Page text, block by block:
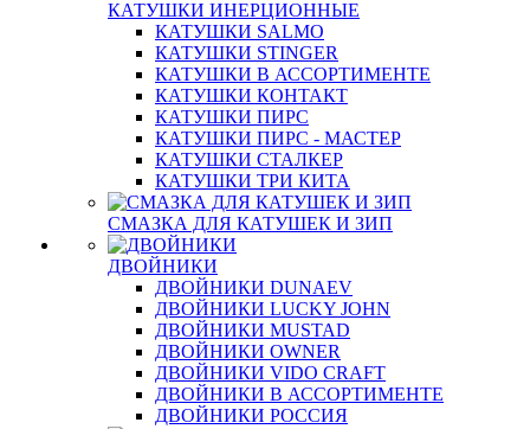
КАТУШКИ ИНЕРЦИОННЫЕ
КАТУШКИ SALMO
КАТУШКИ STINGER
КАТУШКИ В АССОРТИМЕНТЕ
КАТУШКИ КОНТАКТ
КАТУШКИ ПИРС
КАТУШКИ ПИРС - МАСТЕР
КАТУШКИ СТАЛКЕР
КАТУШКИ ТРИ КИТА
СМАЗКА ДЛЯ КАТУШЕК И ЗИП
ДВОЙНИКИ
ДВОЙНИКИ DUNAEV
ДВОЙНИКИ LUCKY JOHN
ДВОЙНИКИ MUSTAD
ДВОЙНИКИ OWNER
ДВОЙНИКИ VIDO CRAFT
ДВОЙНИКИ В АССОРТИМЕНТЕ
ДВОЙНИКИ РОССИЯ